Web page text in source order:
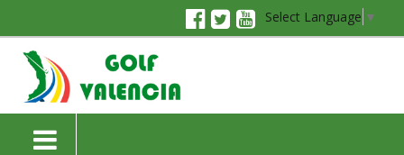
Select Language ▼